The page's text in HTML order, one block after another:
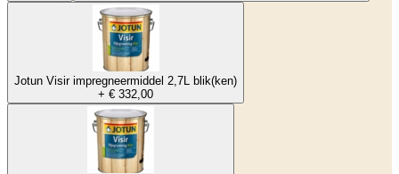
Jotun Visir impregneermiddel 2,7L blik(ken)
+ € 332,00